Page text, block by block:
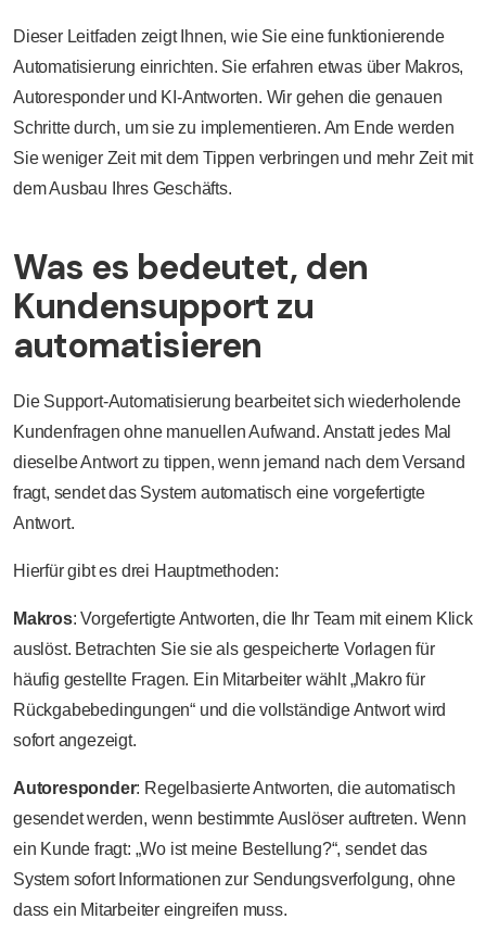
Dieser Leitfaden zeigt Ihnen, wie Sie eine funktionierende
Automatisierung einrichten. Sie erfahren etwas über Makros,
Autoresponder und KI-Antworten. Wir gehen die genauen
Schritte durch, um sie zu implementieren. Am Ende werden
Sie weniger Zeit mit dem Tippen verbringen und mehr Zeit mit
dem Ausbau Ihres Geschäfts.
Was es bedeutet, den
Kundensupport zu
automatisieren
Die Support-Automatisierung bearbeitet sich wiederholende
Kundenfragen ohne manuellen Aufwand. Anstatt jedes Mal
dieselbe Antwort zu tippen, wenn jemand nach dem Versand
fragt, sendet das System automatisch eine vorgefertigte
Antwort.
Hierfür gibt es drei Hauptmethoden:
Makros: Vorgefertigte Antworten, die Ihr Team mit einem Klick
auslöst. Betrachten Sie sie als gespeicherte Vorlagen für
häufig gestellte Fragen. Ein Mitarbeiter wählt „Makro für
Rückgabebedingungen“ und die vollständige Antwort wird
sofort angezeigt.
Autoresponder: Regelbasierte Antworten, die automatisch
gesendet werden, wenn bestimmte Auslöser auftreten. Wenn
ein Kunde fragt: „Wo ist meine Bestellung?“, sendet das
System sofort Informationen zur Sendungsverfolgung, ohne
dass ein Mitarbeiter eingreifen muss.